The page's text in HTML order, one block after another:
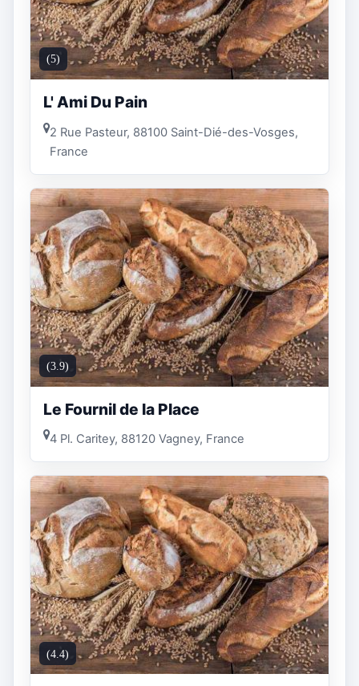
(5)
L' Ami Du Pain
2 Rue Pasteur, 88100 Saint-Dié-des-Vosges,
France
(3.9)
Le Fournil de la Place
4 Pl. Caritey, 88120 Vagney, France
(4.4)